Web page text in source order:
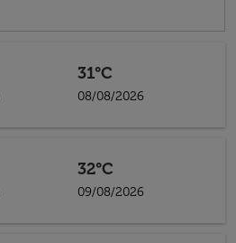
31°C
08/08/2026
32°C
09/08/2026